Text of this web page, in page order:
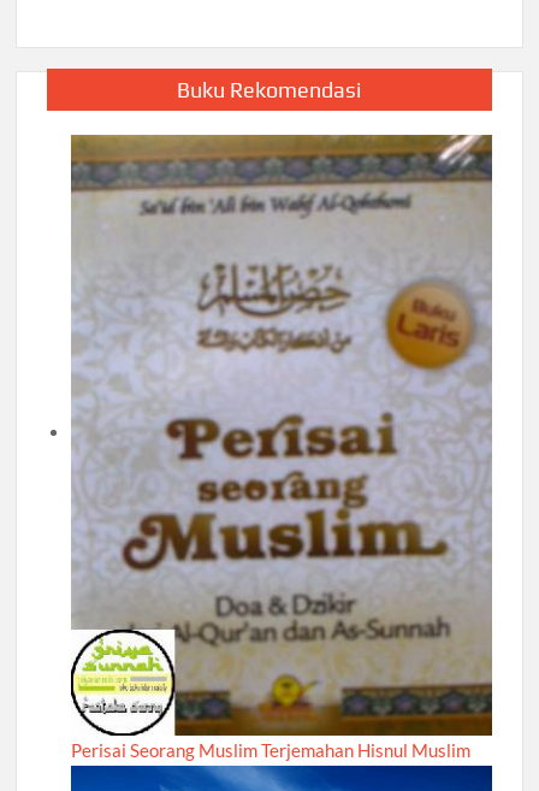
Buku Rekomendasi
Perisai Seorang Muslim Terjemahan Hisnul Muslim